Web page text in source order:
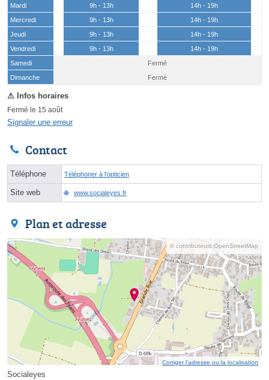
Mardi
9h - 13h
14h - 19h
Mercredi
9h - 13h
14h - 19h
Jeudi
9h - 13h
14h - 19h
Vendredi
9h - 13h
14h - 19h
Samedi
(15 août)
Fermé
Dimanche
Fermé
Fermé le 15 août
Signaler une erreur
Contact
Téléphone Téléphoner à l'opticien
Site web www.socialeyes.fr
Plan et adresse
© contributeurs OpenStreetMap
Corriger l’adresse ou la localisation
Socialeyes